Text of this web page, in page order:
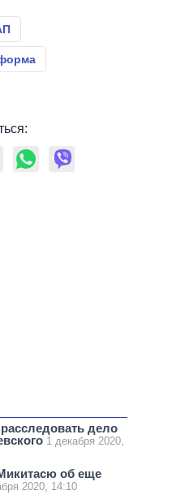
дело
1 декабря 2020,
об еще
2020, 14:10